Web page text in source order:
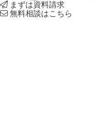
まずは資料請求
無料相談はこちら